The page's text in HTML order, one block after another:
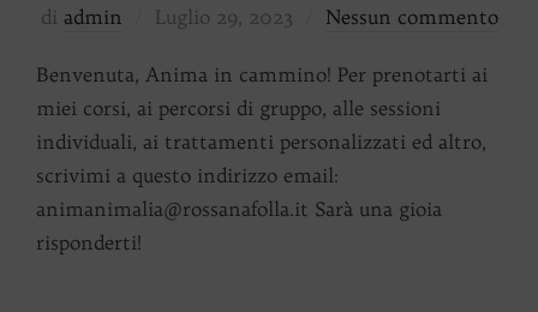
di admin
Pubblicato
Luglio 29, 2023 Nessun commento
Benvenuta, Anima in cammino! Per prenotarti ai
miei corsi, ai percorsi di gruppo, alle sessioni
individuali, ai trattamenti personalizzati ed altro,
scrivimi a questo indirizzo email:
animanimalia@rossanafolla.it Sarà una gioia
risponderti!